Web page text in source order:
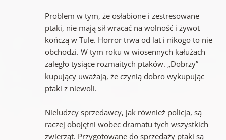
Problem w tym, że osłabione i zestresowane
ptaki, nie mają sił wracać na wolność i żywot
kończą w Tule. Horror trwa od lat i nikogo to nie
obchodzi. W tym roku w wiosennych kałużach
zaległo tysiące rozmaitych ptaków. „Dobrzy”
kupujący uważają, że czynią dobro wykupując
ptaki z niewoli.
Nieludzcy sprzedawcy, jak również policja, są
raczej obojętni wobec dramatu tych wszystkich
zwierząt. Przygotowane do sprzedaży ptaki są